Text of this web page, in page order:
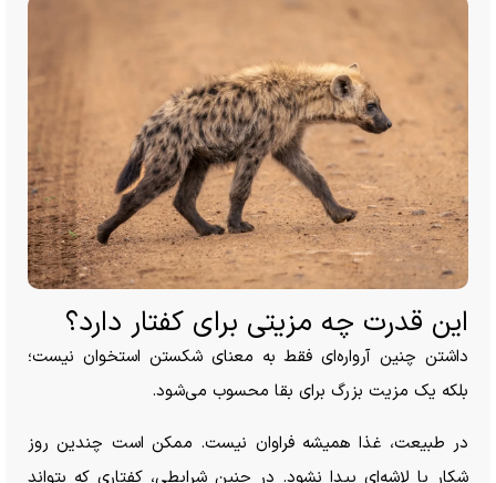
این قدرت چه مزیتی برای کفتار دارد؟
داشتن چنین آرواره‌ای فقط به معنای شکستن استخوان نیست؛
بلکه یک مزیت بزرگ برای بقا محسوب می‌شود.
در طبیعت، غذا همیشه فراوان نیست. ممکن است چندین روز
شکار یا لاشه‌ای پیدا نشود. در چنین شرایطی، کفتاری که بتواند